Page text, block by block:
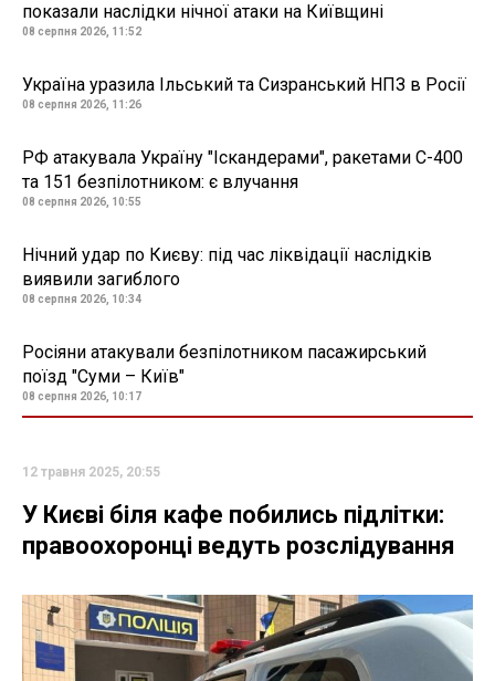
показали наслідки нічної атаки на Київщині
08 серпня 2026, 11:52
Україна уразила Ільський та Сизранський НПЗ в Росії
08 серпня 2026, 11:26
РФ атакувала Україну "Іскандерами", ракетами С-400
та 151 безпілотником: є влучання
08 серпня 2026, 10:55
Нічний удар по Києву: під час ліквідації наслідків
виявили загиблого
08 серпня 2026, 10:34
Росіяни атакували безпілотником пасажирський
поїзд "Суми – Київ"
08 серпня 2026, 10:17
12 травня 2025, 20:55
У Києві біля кафе побились підлітки:
правоохоронці ведуть розслідування